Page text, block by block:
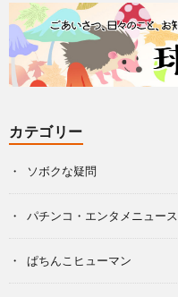
カテゴリー
ソボクな疑問
パチンコ・エンタメニュース
ぱちんこヒューマン